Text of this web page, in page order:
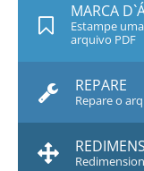
MARCA
Estampe
arquivo PDF
REPARE
Repare o